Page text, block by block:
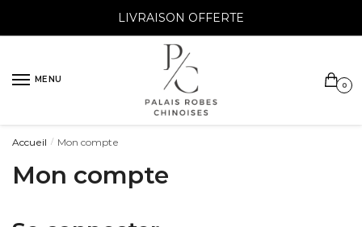
LIVRAISON OFFERTE
MENU
0
Accueil / Mon compte
Mon compte